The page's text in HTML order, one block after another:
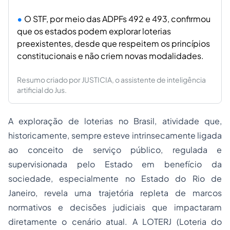
O STF, por meio das ADPFs 492 e 493, confirmou
que os estados podem explorar loterias
preexistentes, desde que respeitem os princípios
constitucionais e não criem novas modalidades.
Resumo criado por JUSTICIA, o assistente de inteligência
artificial do Jus.
A exploração de loterias no Brasil, atividade que,
historicamente, sempre esteve intrinsecamente ligada
ao conceito de serviço público, regulada e
supervisionada pelo Estado em benefício da
sociedade, especialmente no Estado do Rio de
Janeiro, revela uma trajetória repleta de marcos
normativos e decisões judiciais que impactaram
diretamente o cenário atual. A LOTERJ (Loteria do